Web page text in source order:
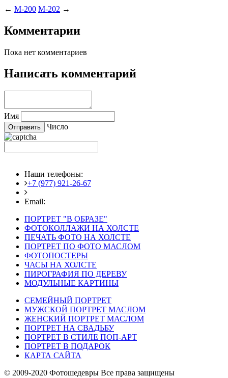
← M-200 M-202 →
Комментарии
Пока нет комментариев
Написать комментарий
Имя
Число
Наши телефоны:
+7 (977) 921-26-67
Email:
ПОРТРЕТ "В ОБРАЗЕ"
ФОТОКОЛЛАЖИ НА ХОЛСТЕ
ПЕЧАТЬ ФОТО НА ХОЛСТЕ
ПОРТРЕТ ПО ФОТО МАСЛОМ
ФОТОПОСТЕРЫ
ЧАСЫ НА ХОЛСТЕ
ПИРОГРАФИЯ ПО ДЕРЕВУ
МОДУЛЬНЫЕ КАРТИНЫ
СЕМЕЙНЫЙ ПОРТРЕТ
МУЖСКОЙ ПОРТРЕТ МАСЛОМ
ЖЕНСКИЙ ПОРТРЕТ МАСЛОМ
ПОРТРЕТ НА СВАДЬБУ
ПОРТРЕТ В СТИЛЕ ПОП-АРТ
ПОРТРЕТ В ПОДАРОК
КАРТА САЙТА
© 2009-2020 Фотошедевры Все права защищены